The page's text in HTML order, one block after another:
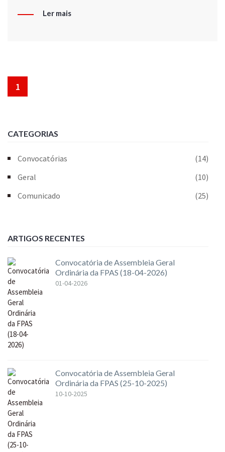
Ler mais
1
CATEGORIAS
Convocatórias
(14)
Geral
(10)
Comunicado
(25)
ARTIGOS RECENTES
Convocatória de Assembleia Geral
Ordinária da FPAS (18-04-2026)
01-04-2026
Convocatória de Assembleia Geral
Ordinária da FPAS (25-10-2025)
10-10-2025